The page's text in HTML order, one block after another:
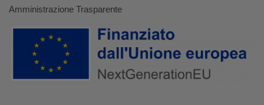
Amministrazione Trasparente